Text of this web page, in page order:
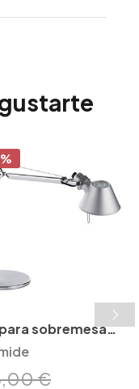
sobremesa
Mini Artemide
€